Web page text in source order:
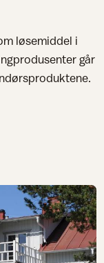
løsemiddel i
går